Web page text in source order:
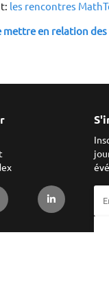
les rencontres
en relation